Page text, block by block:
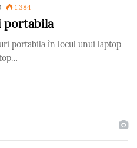
1.384
portabila
portabila în locul unui laptop